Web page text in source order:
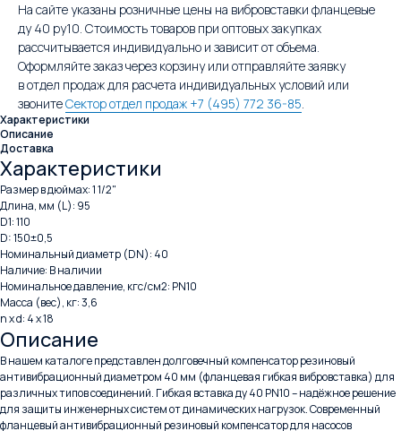
На сайте указаны розничные цены на вибровставки фланцевые
ду 40 ру10. Стоимость товаров при оптовых закупках
рассчитывается индивидуально и зависит от объема.
Оформляйте заказ через корзину или отправляйте заявку
в отдел продаж для расчета индивидуальных условий или
звонитеСектор отдел продаж +7 (495) 772 36-85.
Характеристики
Описание
Доставка
Характеристики
Размер в дюймах: 1 1/2"
Длина, мм (L): 95
D1: 110
D: 150±0,5
Номинальный диаметр (DN): 40
Наличие: В наличии
Номинальное давление, кгс/см2: PN10
Масса (вес), кг: 3,6
n x d: 4 x 18
Описание
В нашем каталоге представлен долговечный компенсатор резиновый
антивибрационный диаметром 40 мм (фланцевая гибкая вибровставка) для
различных типов соединений. Гибкая вставка ду 40 PN10 – надёжное решение
для защиты инженерных систем от динамических нагрузок. Современный
фланцевый антивибрационный резиновый компенсатор для насосов